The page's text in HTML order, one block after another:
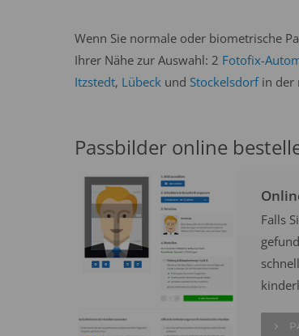
Wenn Sie normale oder biometrische
Ihrer Nähe zur Auswahl: 2 Fotofix-
Itzstedt, Lübeck und Stockelsdorfin der
Passbilder online
Falls